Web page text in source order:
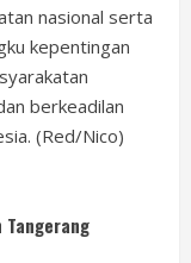
nasional serta
kepentingan
berkeadilan
(Red/Nico)
Tangerang